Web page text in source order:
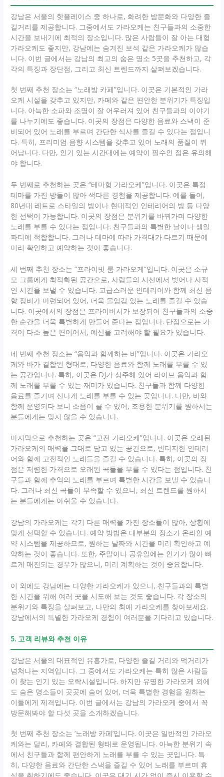
강남은 서울의 핫플레이스 중 하나로, 화려한 밤문화와 다양한 즐
길거리를 제공합니다. 그중에서도 가라오케는 친구들과의 소중한
시간을 보내기에 최적의 장소입니다. 많은 사람들이 잘 아는 대형
가라오케도 좋지만, 강남에는 숨겨진 보석 같은 가라오케가 많습
니다. 이번 글에서는 강남의 최고의 숨은 명소 5곳을 추천하고, 각
각의 특징과 장단점, 그리고 최신 트렌드까지 살펴보겠습니다.
첫 번째 추천 장소는 “노래방 카페”입니다. 이곳은 기본적인 가라
오케 시설을 갖추고 있지만, 카페와 같은 편안한 분위기가 특징입
니다. 아늑한 소파와 조명이 잘 어우러져 있어 친구들과의 이야기
를 나누기에도 좋습니다. 이곳의 장점은 다양한 음료와 스낵이 준
비되어 있어 노래를 부르며 간단한 식사를 즐길 수 있다는 점입니
다. 특히, 프리미엄 음향 시스템을 갖추고 있어 노래의 품질이 뛰
어납니다. 다만, 인기 있는 시간대에는 예약이 필수인 점은 유의해
야 합니다.
두 번째로 추천하는 곳은 “테마형 가라오케”입니다. 이곳은 특정
테마를 가진 방들이 많아 색다른 경험을 제공합니다. 예를 들어,
80년대 레트로 스타일의 방이나 현대적인 인테리어의 방 등 다양
한 선택이 가능합니다. 이곳의 장점은 분위기를 바꿔가며 다양한
노래를 부를 수 있다는 점입니다. 친구들과의 특별한 날이나 생일
파티에 적합합니다. 그러나 테마에 따라 가격대가 다르기 때문에
미리 확인하고 예약하는 것이 좋습니다.
세 번째 추천 장소는 “프라이빗 룸 가라오케”입니다. 이곳은 소규
모 그룹에게 최적화된 공간으로, 사람들의 시선에서 벗어나 사적
인 시간을 보낼 수 있습니다. 고급스러운 인테리어와 함께 최신 음
향 장비가 마련되어 있어, 더욱 몰입감 있는 노래를 즐길 수 있습
니다. 이곳에서의 장점은 프라이버시가 보장되어 친구들과의 소중
한 순간을 더욱 특별하게 만들어 준다는 점입니다. 단점으로는 가
격이 다소 높은 편이어서, 예산을 고려해야 할 필요가 있습니다.
네 번째 추천 장소는 “음악과 함께하는 바”입니다. 이곳은 가라오
케와 바가 결합된 형태로, 다양한 음료와 함께 노래를 부를 수 있
는 공간입니다. 특히, 이곳은 DJ가 상주해 있어 라이브 음악과 함
께 노래를 부를 수 있는 재미가 있습니다. 친구들과 함께 다양한
음료를 즐기며 신나게 노래를 부를 수 있는 곳입니다. 다만, 바와
함께 운영되다 보니 소음이 클 수 있어, 조용한 분위기를 원하시는
분들에게는 맞지 않을 수 있습니다.
마지막으로 추천하는 곳은 “고전 가라오케”입니다. 이곳은 오래된
가라오케의 매력을 그대로 담고 있는 공간으로, 빈티지한 인테리
어와 함께 고전적인 노래들을 즐길 수 있습니다. 특히, 이곳의 장
점은 저렴한 가격으로 오래된 곡들을 부를 수 있다는 점입니다. 친
구들과 함께 추억의 노래를 부르며 특별한 시간을 보낼 수 있습니
다. 그러나 최신 곡들이 부족할 수 있으니, 최신 트렌드를 원하시
는 분들에게는 아쉬울 수 있습니다.
강남의 가라오케는 각기 다른 매력을 가진 장소들이 많아, 상황에
맞게 선택할 수 있습니다. 예약 방법은 대부분의 장소가 온라인 예
약 시스템을 제공하므로, 원하는 날짜와 시간을 미리 확인하고 예
약하는 것이 좋습니다. 또한, 주말이나 공휴일에는 인기가 많아 빠
르게 매진되는 경우가 많으니, 미리 계획하는 것이 중요합니다.
이 외에도 강남에는 다양한 가라오케가 있으니, 친구들과의 특별
한 시간을 위해 여러 곳을 시도해 보는 것도 좋습니다. 각 장소의
분위기와 특징을 살펴보고, 나만의 최애 가라오케를 찾아보세요.
강남에서의 특별한 가라오케 경험이 여러분을 기다리고 있습니다.
5. 고객 리뷰와 추천 이유
강남은 서울의 대표적인 유흥가로, 다양한 즐길 거리와 먹거리가
넘쳐나는 지역입니다. 그 중에서도 가라오케는 특히 많은 사람들
이 찾는 인기 있는 오락시설입니다. 하지만 유명한 가라오케 외에
도 숨은 명소들이 곳곳에 숨어 있어, 더욱 특별한 경험을 원하는
이들에게 제격입니다. 이번 글에서는 강남의 가라오케 중에서 꼭
방문해봐야 할 다섯 곳을 소개하겠습니다.
첫 번째 추천 장소는 ‘노래방 카페’입니다. 이곳은 일반적인 가라오
케와는 달리, 카페와 결합된 형태로 운영됩니다. 아늑한 분위기 속
에서 친구들과 함께 편안하게 노래를 부를 수 있는 곳입니다. 특
히, 다양한 음료와 간단한 스낵을 즐길 수 있어 노래를 부르며 휴